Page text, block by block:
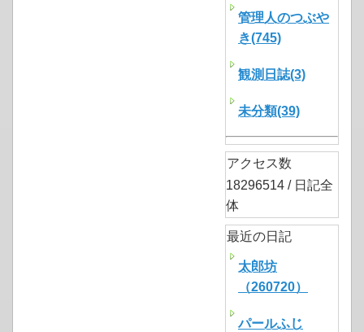
管理人のつぶや
き(745)
観測日誌(3)
未分類(39)
アクセス数
18296514 / 日記全
体
最近の日記
太郎坊
（260720）
パールふじ